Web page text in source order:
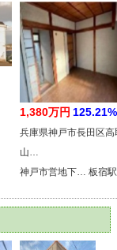
1,380万円 125.21%
兵庫県神戸市長田区高
山…
神戸市営地下… 板宿駅